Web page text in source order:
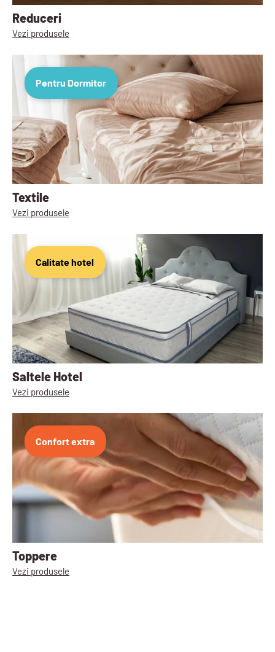
Reduceri
Vezi produsele
Pentru Dormitor
Textile
Vezi produsele
Calitate hotel
Saltele Hotel
Vezi produsele
Confort extra
Toppere
Vezi produsele